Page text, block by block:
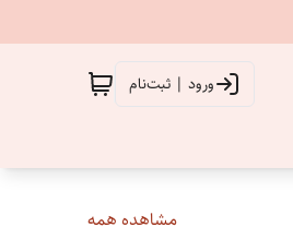
ورود | ثبت‌نام
مشاهده همه